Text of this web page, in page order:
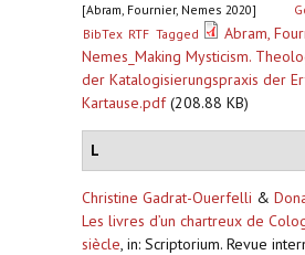
[Abram, Fournier, Nemes 2020]
BibTex RTF Tagged
Abram,
Nemes_Making Mysticism.
der Katalogisierungspraxis der
Kartause.pdf(208.88 KB)
L
Christine Gadrat-Ouerfelli &
Les livres d’un chartreux de
siècle, in: Scriptorium. Revue